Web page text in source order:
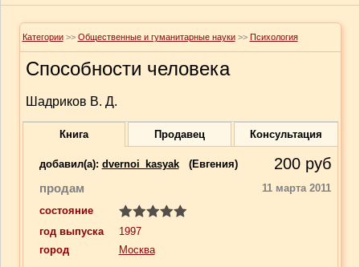
Категории >> Общественные и гуманитарные науки >> Психология
Способности человека
Шадриков В. Д.
Книга Продавец Консультация
добавил(a): dvernoi_kasyak (Евгения) 200 руб
продам
11 марта 2011
состояние
год выпуска
1997
город
Москва